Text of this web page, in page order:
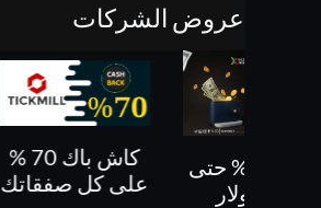
عروض الشركات
بونص 30% حتى
كاش باك 70 %
على كل صفقاتك